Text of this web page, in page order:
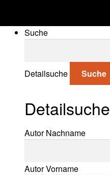
Suche
Detailsuche Suche
Detailsuche
Suche nach:
Autor Nachname
Autor Vorname